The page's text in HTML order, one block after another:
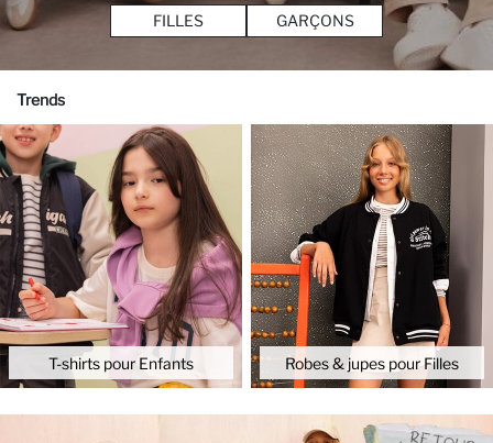
FILLES GARÇONS
Trends
T-shirts pour Enfants Robes & jupes pour Filles